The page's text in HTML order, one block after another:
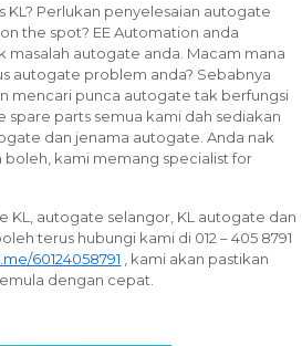
KL? Perlukan penyelesaian autogate
the spot? EE Automation anda
masalah autogate anda. Macam mana
autogate problem anda? Sebabnya
mencari punca autogate tak berfungsi
spare parts semua kami dah sediakan
dan jenama autogate. Anda nak
kami memang specialist for
KL, autogate selangor, KL autogate dan
terus hubungi kami di 012 – 405 8791
60124058791
, kami akan pastikan
dengan cepat.